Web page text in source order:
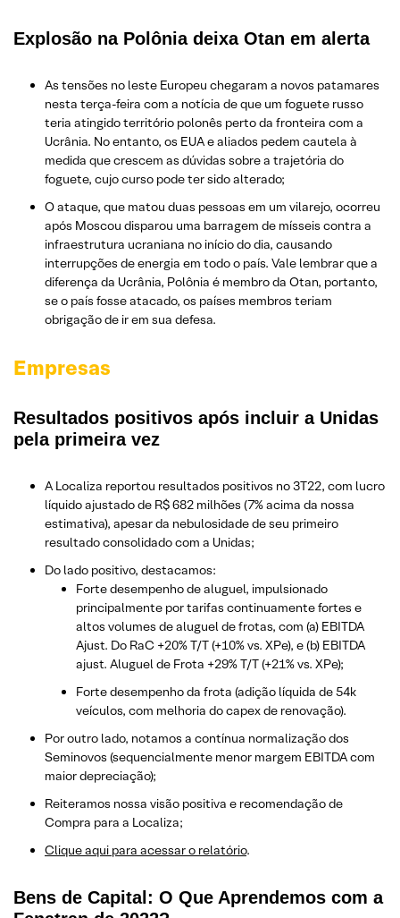
Explosão na Polônia deixa Otan em alerta
As tensões no leste Europeu chegaram a novos patamares
nesta terça-feira com a notícia de que um foguete russo
teria atingido território polonês perto da fronteira com a
Ucrânia. No entanto, os EUA e aliados pedem cautela à
medida que crescem as dúvidas sobre a trajetória do
foguete, cujo curso pode ter sido alterado;
O ataque, que matou duas pessoas em um vilarejo, ocorreu
após Moscou disparou uma barragem de mísseis contra a
infraestrutura ucraniana no início do dia, causando
interrupções de energia em todo o país. Vale lembrar que a
diferença da Ucrânia, Polônia é membro da Otan, portanto,
se o país fosse atacado, os países membros teriam
obrigação de ir em sua defesa.
Empresas
Resultados positivos após incluir a Unidas
pela primeira vez
A Localiza reportou resultados positivos no 3T22, com lucro
líquido ajustado de R$ 682 milhões (7% acima da nossa
estimativa), apesar da nebulosidade de seu primeiro
resultado consolidado com a Unidas;
Do lado positivo, destacamos:
Forte desempenho de aluguel, impulsionado
principalmente por tarifas continuamente fortes e
altos volumes de aluguel de frotas, com (a) EBITDA
Ajust. Do RaC +20% T/T (+10% vs. XPe), e (b) EBITDA
ajust. Aluguel de Frota +29% T/T (+21% vs. XPe);
Forte desempenho da frota (adição líquida de 54k
veículos, com melhoria do capex de renovação).
Por outro lado, notamos a contínua normalização dos
Seminovos (sequencialmente menor margem EBITDA com
maior depreciação);
Reiteramos nossa visão positiva e recomendação de
Compra para a Localiza;
Clique aqui para acessar o relatório.
Bens de Capital: O Que Aprendemos com a